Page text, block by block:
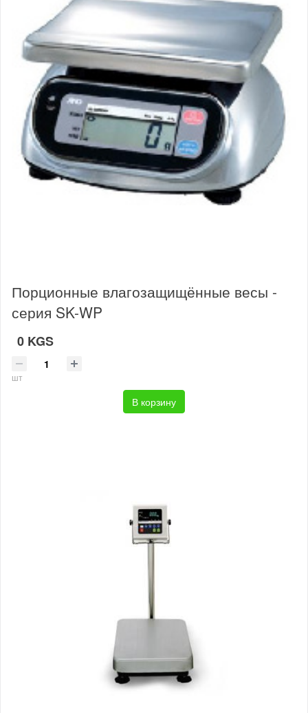
Порционные влагозащищённые весы -
серия SK-WP
0 KGS
шт
В корзину